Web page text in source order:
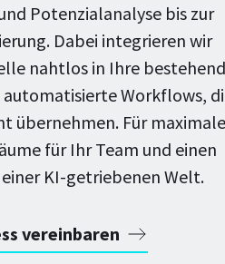
Potenzialanalyse bis zur
Dabei integrieren wir
nahtlos in Ihre
Workflows,
übernehmen. Für maximale
für Ihr Team und einen
KI-getriebenen Welt.
vereinbaren